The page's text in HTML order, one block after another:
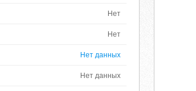
Нет
Нет
Нет данных
Нет данных